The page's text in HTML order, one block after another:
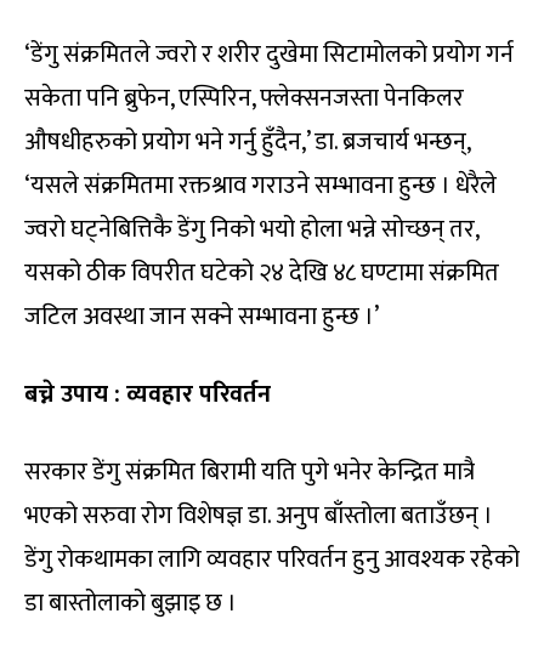
‘डेंगु संक्रमितले ज्वरो र शरीर दुखेमा सिटामोलको प्रयोग गर्न
सकेता पनि ब्रुफेन, एस्पिरिन, फ्लेक्सनजस्ता पेनकिलर
औषधीहरुको प्रयोग भने गर्नु हुँदैन,’ डा. ब्रजचार्य भन्छन्,
‘यसले संक्रमितमा रक्तश्राव गराउने सम्भावना हुन्छ । धेरैले
ज्वरो घट्नेबित्तिकै डेंगु निको भयो होला भन्ने सोच्छन् तर,
यसको ठीक विपरीत घटेको २४ देखि ४८ घण्टामा संक्रमित
जटिल अवस्था जान सक्ने सम्भावना हुन्छ ।’
बच्ने उपाय : व्यवहार परिवर्तन
सरकार डेंगु संक्रमित बिरामी यति पुगे भनेर केन्द्रित मात्रै
भएको सरुवा रोग विशेषज्ञ डा. अनुप बाँस्तोला बताउँछन् ।
डेंगु रोकथामका लागि व्यवहार परिवर्तन हुनु आवश्यक रहेको
डा बास्तोलाको बुझाइ छ ।